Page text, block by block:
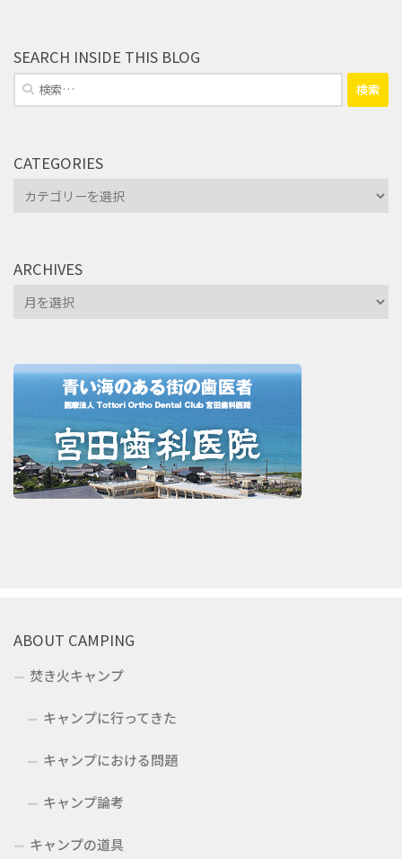
SEARCH INSIDE THIS BLOG
検
索:
CATEGORIES
Categories
ARCHIVES
Archives
ABOUT CAMPING
焚き火キャンプ
キャンプに行ってきた
キャンプにおける問題
キャンプ論考
キャンプの道具